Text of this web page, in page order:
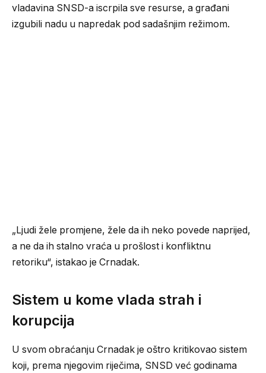
vladavina SNSD-a iscrpila sve resurse, a građani
izgubili nadu u napredak pod sadašnjim režimom.
„Ljudi žele promjene, žele da ih neko povede naprijed,
a ne da ih stalno vraća u prošlost i konfliktnu
retoriku“, istakao je Crnadak.
Sistem u kome vlada strah i
korupcija
U svom obraćanju Crnadak je oštro kritikovao sistem
koji, prema njegovim riječima, SNSD već godinama